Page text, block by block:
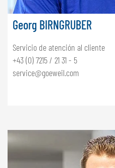
Georg BIRNGRUBER
Servicio de atención al cliente
+43 (0) 7215 / 21 31 - 5
service@goeweil.com